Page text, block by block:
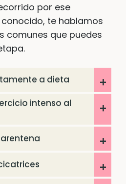
por ese
te hablamos
comunes que puedes
a dieta
intenso al